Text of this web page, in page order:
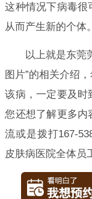
这种情况下病毒很
从而产生新的个体。
以上就是东莞
图片”的相关介绍
该病，一定要及时
您还想了解更多内
流或是拨打167-
皮肤病医院全体员